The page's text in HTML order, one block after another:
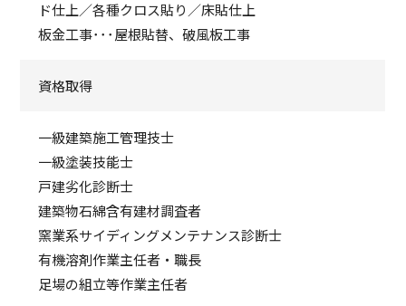
ド仕上／各種クロス貼り／床貼仕上
板金工事･･･屋根貼替、破風板工事
資格取得
一級建築施工管理技士
一級塗装技能士
戸建劣化診断士
建築物石綿含有建材調査者
窯業系サイディングメンテナンス診断士
有機溶剤作業主任者・職長
足場の組立等作業主任者